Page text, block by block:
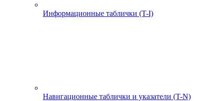
Информационные таблички (T-I)
Навигационные таблички и указатели (T-N)